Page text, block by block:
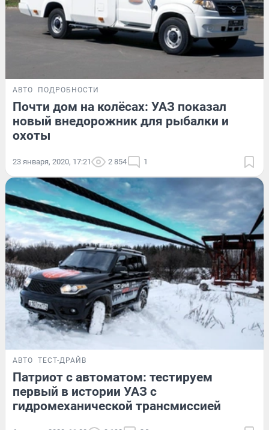
АВТО ПОДРОБНОСТИ
Почти дом на колёсах: УАЗ показал
новый внедорожник для рыбалки и
охоты
23 января, 2020, 17:21 2 854 1
АВТО ТЕСТ-ДРАЙВ
Патриот с автоматом: тестируем
первый в истории УАЗ с
гидромеханической трансмиссией